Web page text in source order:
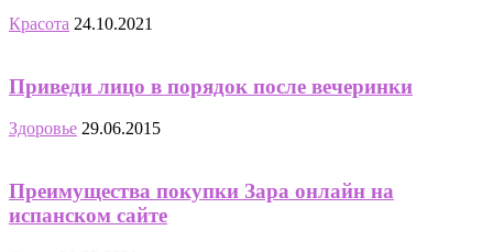
Красота 24.10.2021
Приведи лицо в порядок после вечеринки
Здоровье 29.06.2015
Преимущества покупки Зара онлайн на
испанском сайте